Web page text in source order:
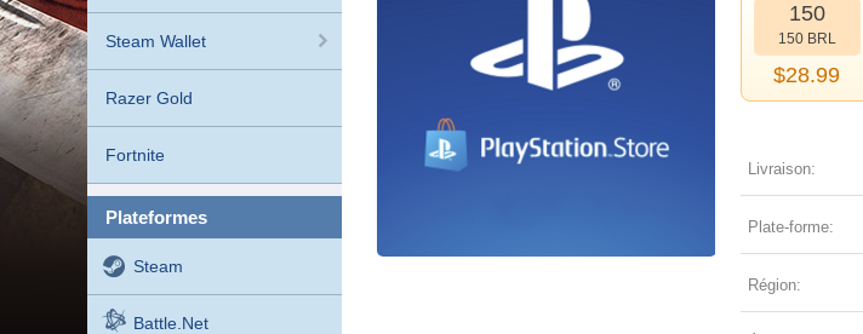
Steam Wallet
Razer Gold
Fortnite
plateformes
Steam
Battle.net
150
150 BRL
$28.99
Livraison:
Plate-forme:
Région: